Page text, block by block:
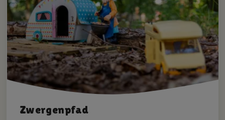
Zwergenpfad